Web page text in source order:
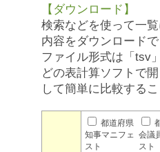
【ダウンロード】
検索などを使って一
内容をダウンロードで
ファイル形式は「tsv
どの表計算ソフトで
して簡単に比較するこ
都道府県
知事マニフェ
スト
会議
スト